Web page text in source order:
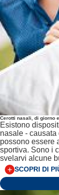
Cerotti nasali, di giorno
Esistono
nasale -
possono essere
sportiva. Sono i
svelarvi alcune
SCOPRI DI